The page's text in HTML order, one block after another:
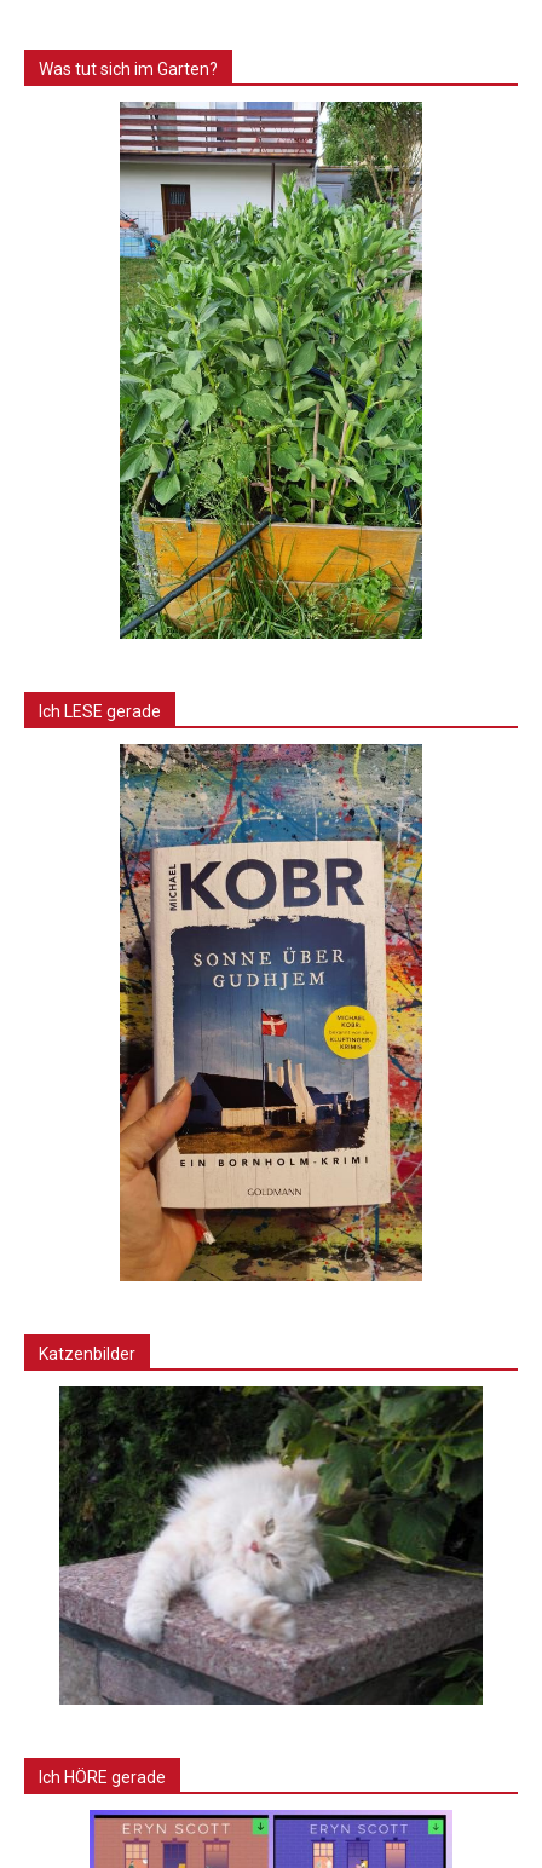
Was tut sich im Garten?
Ich LESE gerade
Katzenbilder
Ich HÖRE gerade